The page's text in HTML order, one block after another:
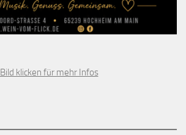
Bild klicken für mehr Infos